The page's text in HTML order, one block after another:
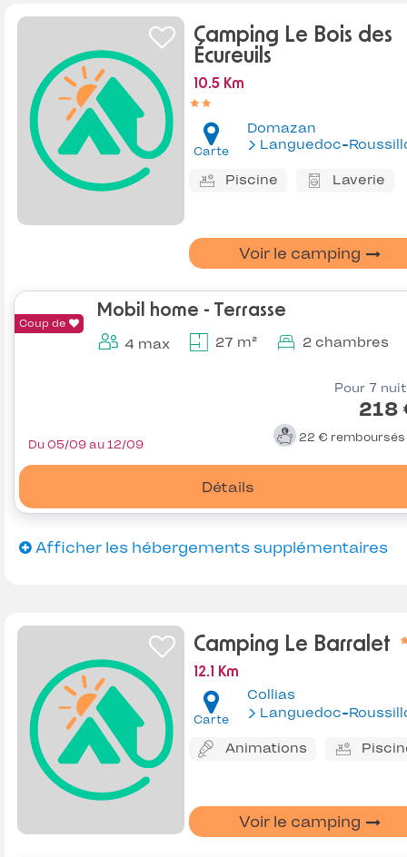
Camping Le Bois des
Écureuils
10.5 Km
Carte
Domazan
Languedoc-
Piscine Laverie
Voir le camping
Coup de
Mobil home - Terrasse
4 max 27 m² 2 chambres
Pour 7
218
22 € remboursés
Détails
Du 05/09 au 12/09
Afficher les hébergements supplémentaires
Camping Le Barralet
12.1 Km
Carte
Collias
Languedoc-
Animations
Voir le camping